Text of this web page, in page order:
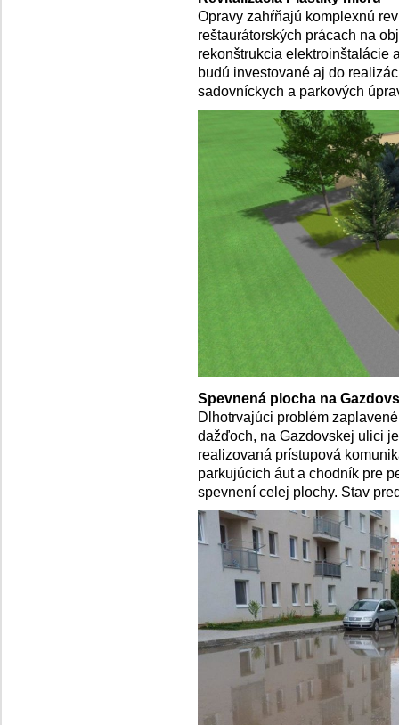
Opravy zahŕňajú komplexnú
reštaurátorských prácach na
rekonštrukcia elektroinštalácie
budú investované aj do
sadovníckych a parkových
Spevnená plocha na
Dlhotrvajúci problém
dažďoch, na Gazdovskej ulici
realizovaná prístupová
parkujúcich áut a chodník pre
spevnení celej plochy. Stav